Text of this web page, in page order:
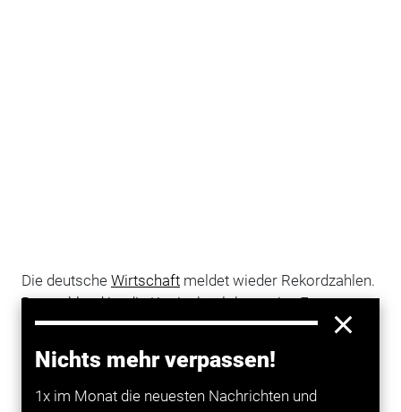
Nichts mehr verpassen!
1x im Monat die neuesten Nachrichten und
Die deutsche Wirtschaftmeldet wieder Rekordzahlen.
Deutschlandist die Konjunkturlokomotive Europas.
Kein Land hat sich schneller aus der Wirtschaftskrise
befreit. Der Aufschwung ist so stabil, dass jetzt auch
Bundeswirtschaftsminister Rainer Brüderle eine
deutliche Anhebung der Löhne fordert. Vorbildlich mit